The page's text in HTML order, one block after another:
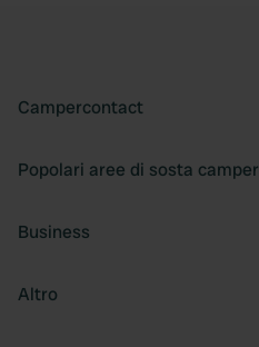
Campercontact
Popolari aree di sosta camper
Business
Altro